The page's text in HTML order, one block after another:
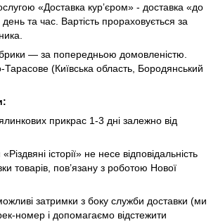
«Доставка курʼєром» - доставка «до
та час. Вартість прораховується за
— за попередньою домовленістю.
(Київська область, Бородянський
прикрас 1-3 дні залежно від
історії» не несе відповідальність
товарів, пов’язану з роботою Нової
затримки з боку служби доставки (ми
номер і допомагаємо відстежити